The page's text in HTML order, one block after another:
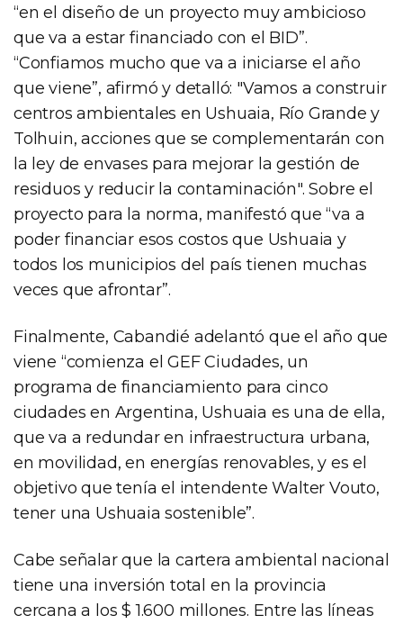
“en el diseño de un proyecto muy ambicioso
que va a estar financiado con el BID”.
“Confiamos mucho que va a iniciarse el año
que viene”, afirmó y detalló: "Vamos a construir
centros ambientales en Ushuaia, Río Grande y
Tolhuin, acciones que se complementarán con
la ley de envases para mejorar la gestión de
residuos y reducir la contaminación". Sobre el
proyecto para la norma, manifestó que “va a
poder financiar esos costos que Ushuaia y
todos los municipios del país tienen muchas
veces que afrontar”.
Finalmente, Cabandié adelantó que el año que
viene “comienza el GEF Ciudades, un
programa de financiamiento para cinco
ciudades en Argentina, Ushuaia es una de ella,
que va a redundar en infraestructura urbana,
en movilidad, en energías renovables, y es el
objetivo que tenía el intendente Walter Vouto,
tener una Ushuaia sostenible”.
Cabe señalar que la cartera ambiental nacional
tiene una inversión total en la provincia
cercana a los $ 1.600 millones. Entre las líneas